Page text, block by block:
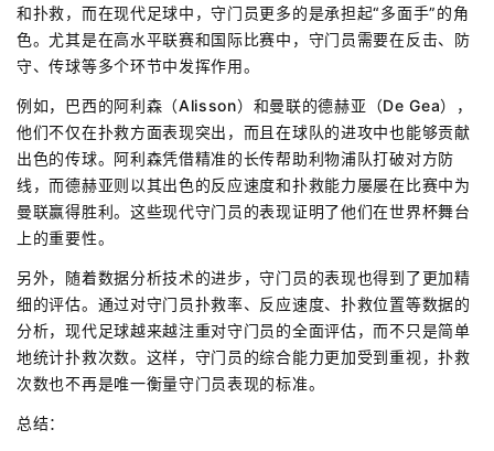
和扑救，而在现代足球中，守门员更多的是承担起“多面手”的角
色。尤其是在高水平联赛和国际比赛中，守门员需要在反击、防
守、传球等多个环节中发挥作用。
例如，巴西的阿利森（Alisson）和曼联的德赫亚（De Gea），
他们不仅在扑救方面表现突出，而且在球队的进攻中也能够贡献
出色的传球。阿利森凭借精准的长传帮助利物浦队打破对方防
线，而德赫亚则以其出色的反应速度和扑救能力屡屡在比赛中为
曼联赢得胜利。这些现代守门员的表现证明了他们在世界杯舞台
上的重要性。
另外，随着数据分析技术的进步，守门员的表现也得到了更加精
细的评估。通过对守门员扑救率、反应速度、扑救位置等数据的
分析，现代足球越来越注重对守门员的全面评估，而不只是简单
地统计扑救次数。这样，守门员的综合能力更加受到重视，扑救
次数也不再是唯一衡量守门员表现的标准。
总结：